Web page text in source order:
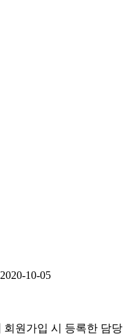
2020-10-05
회원가입 시 등록한 담당